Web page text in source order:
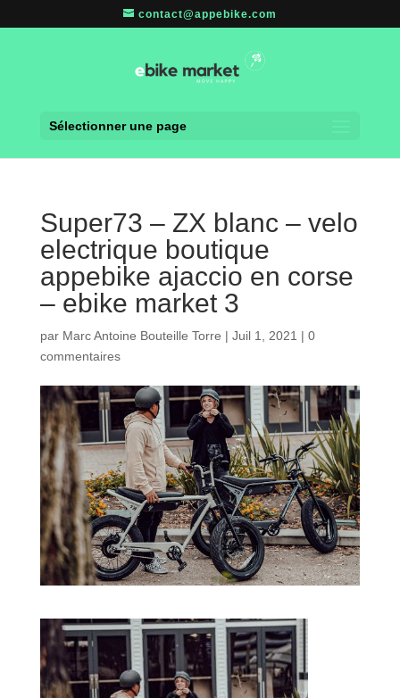
contact@appebike.com
Sélectionner une page
Super73 – ZX blanc – velo
electrique boutique
appebike ajaccio en corse
– ebike market 3
par Marc Antoine Bouteille Torre | Juil 1, 2021 | 0
commentaires